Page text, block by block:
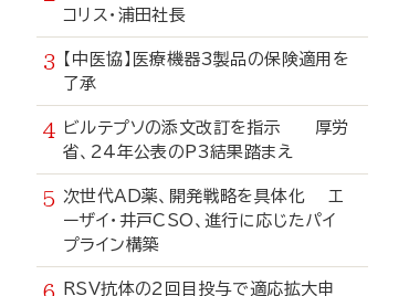
コリス・浦田社長
【中医協】医療機器3製品の保険適用を
了承
ビルテプソの添文改訂を指示 厚労
省、24年公表のP3結果踏まえ
次世代AD薬、開発戦略を具体化 エ
ーザイ・井戸CSO、進行に応じたパイ
プライン構築
RSV抗体の2回目投与で適応拡大申